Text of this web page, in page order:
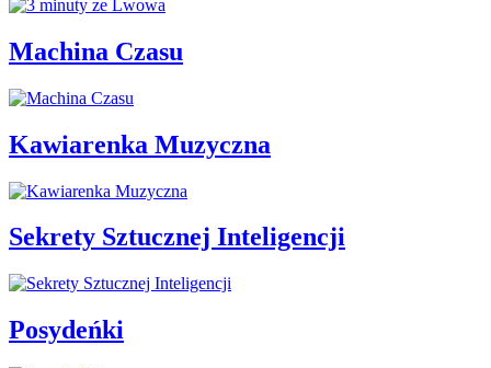
Machina Czasu
Kawiarenka Muzyczna
Sekrety Sztucznej Inteligencji
Posydeńki